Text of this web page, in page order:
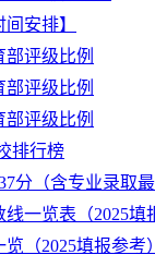
安排】
评级比例
评级比例
评级比例
排行榜
分（含专业录取最
一览表（2025填
（2025填报参考）